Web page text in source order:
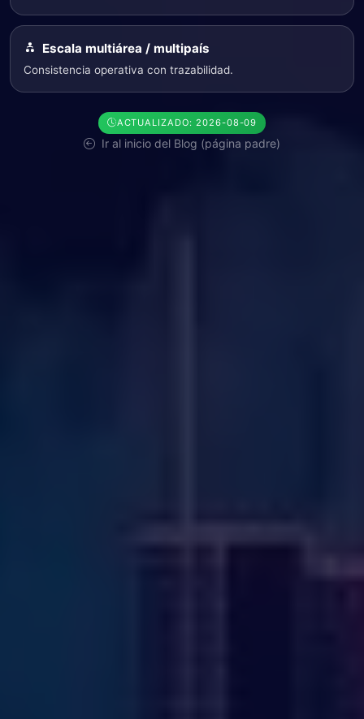
Escala multiárea / multipaís
Consistencia operativa con trazabilidad.
ACTUALIZADO: 2026-08-09
Ir al inicio del Blog (página padre)